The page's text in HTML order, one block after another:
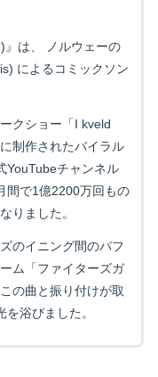
』は、 ノルウェーの
によるコミックソン
クショー「I kveld
制作されたバイラル
YouTubeチャンネル
間で1億2200万回もの
りました。
のイニング間のパフ
ム「ファイターズガ
の曲と振り付けが取
浴びました。